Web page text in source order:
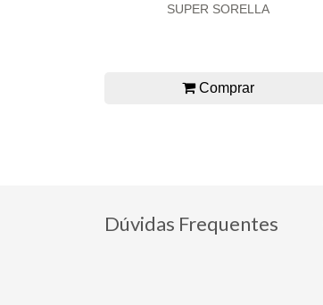
SUPER SORELLA
Comprar
Dúvidas Frequentes